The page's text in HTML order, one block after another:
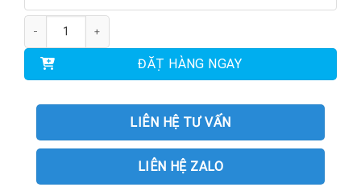
ĐẶT HÀNG NGAY
LIÊN HỆ TƯ VẤN
LIÊN HỆ ZALO